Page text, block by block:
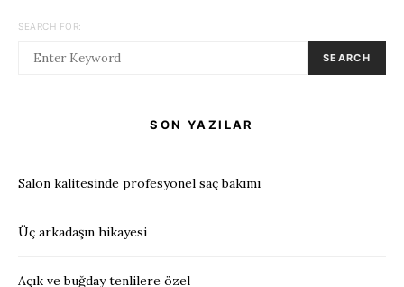
SEARCH FOR:
SEARCH
SON YAZILAR
Salon kalitesinde profesyonel saç bakımı
Üç arkadaşın hikayesi
Açık ve buğday tenlilere özel